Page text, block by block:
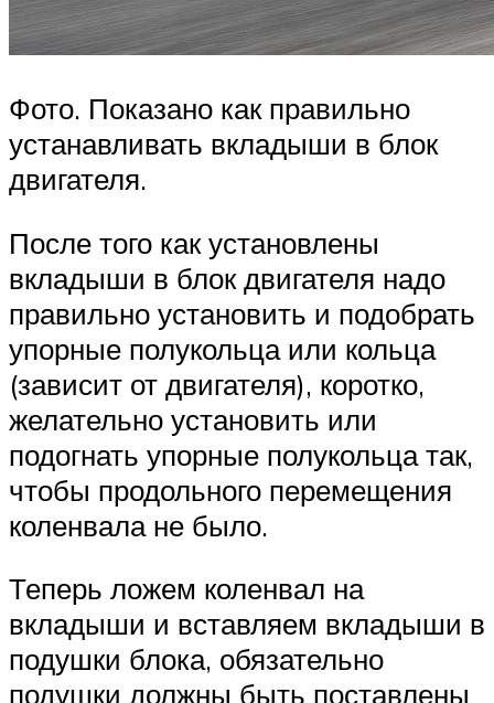
Фото. Показано как правильно
устанавливать вкладыши в блок
двигателя.
После того как установлены
вкладыши в блок двигателя надо
правильно установить и подобрать
упорные полукольца или кольца
(зависит от двигателя), коротко,
желательно установить или
подогнать упорные полукольца так,
чтобы продольного перемещения
коленвала не было.
Теперь ложем коленвал на
вкладыши и вставляем вкладыши в
подушки блока, обязательно
подушки должны быть поставлены